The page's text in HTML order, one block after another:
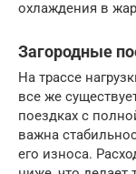
охлаждения в
Загородные
На трассе
все же
поездках с
важна
его износа.